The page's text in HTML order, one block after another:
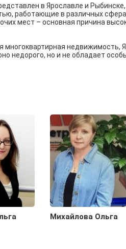
в Ярославле и
работающие в различных
мест – основная причина
недорого, но и не обладает
Михайлова Ольга